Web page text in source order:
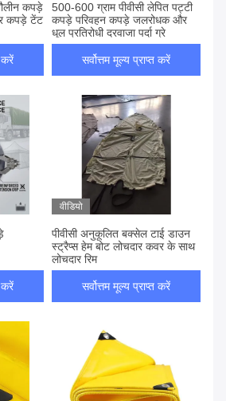
कपड़े
कपड़े टेंट
करें
500-600 ग्राम पीवीसी लेपित पट्टी
कपड़े परिवहन कपड़े जलरोधक और
धूल प्रतिरोधी दरवाजा पर्दा ग्रे
सर्वोत्तम मूल्य प्राप्त करें
करें
वीडियो
पीवीसी अनुकूलित बक्सेल टाई डाउन
स्ट्रैप्स हेम बोट लोचदार कवर के साथ
लोचदार रिम
सर्वोत्तम मूल्य प्राप्त करें